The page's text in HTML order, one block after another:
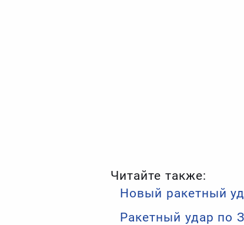
Читайте также:
Новый ракетный
Ракетный удар по